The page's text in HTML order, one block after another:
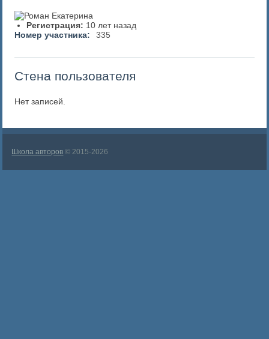
Регистрация: 10 лет назад
Номер участника:
335
Стена пользователя
Нет записей.
Школа авторов © 2015-2026